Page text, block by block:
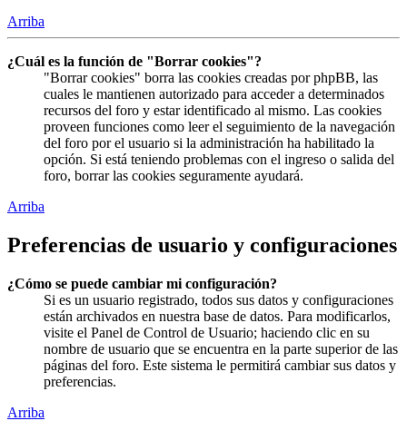
Arriba
¿Cuál es la función de "Borrar cookies"?
"Borrar cookies" borra las cookies creadas por phpBB, las
cuales le mantienen autorizado para acceder a determinados
recursos del foro y estar identificado al mismo. Las cookies
proveen funciones como leer el seguimiento de la navegación
del foro por el usuario si la administración ha habilitado la
opción. Si está teniendo problemas con el ingreso o salida del
foro, borrar las cookies seguramente ayudará.
Arriba
Preferencias de usuario y configuraciones
¿Cómo se puede cambiar mi configuración?
Si es un usuario registrado, todos sus datos y configuraciones
están archivados en nuestra base de datos. Para modificarlos,
visite el Panel de Control de Usuario; haciendo clic en su
nombre de usuario que se encuentra en la parte superior de las
páginas del foro. Este sistema le permitirá cambiar sus datos y
preferencias.
Arriba